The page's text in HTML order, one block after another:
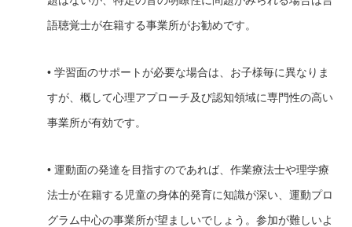
語聴覚士が在籍する事業所がお勧めです。
• 学習面のサポートが必要な場合は、お子様毎に異なりま
すが、概して心理アプローチ及び認知領域に専門性の高い
事業所が有効です。
• 運動面の発達を目指すのであれば、作業療法士や理学療
法士が在籍する児童の身体的発育に知識が深い、運動プロ
グラム中心の事業所が望ましいでしょう。参加が難しいよ